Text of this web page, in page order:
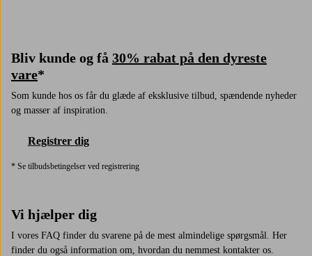
Bliv kunde og få 30% rabat på den dyreste
vare*
Som kunde hos os får du glæde af eksklusive tilbud, spændende nyheder
og masser af inspiration.
Registrer dig
* Se tilbudsbetingelser ved registrering
Vi hjælper dig
I vores FAQ finder du svarene på de mest almindelige spørgsmål. Her
finder du også information om, hvordan du nemmest kontakter os.